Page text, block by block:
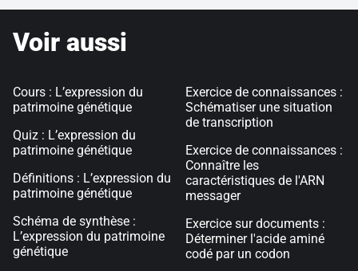
Voir aussi
Cours : L’expression du
patrimoine génétique
Quiz : L’expression du
patrimoine génétique
Définitions : L’expression du
patrimoine génétique
Schéma de synthèse :
L’expression du patrimoine
génétique
Exercice de connaissances :
Schématiser une situation
de transcription
Exercice de connaissances :
Connaître les
caractéristiques de l'ARN
messager
Exercice sur documents :
Déterminer l'acide aminé
codé par un codon